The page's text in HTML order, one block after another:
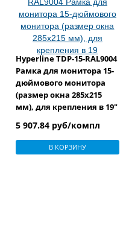
Hyperline TDP-15-RAL9004
Рамка для монитора 15-
дюймового монитора
(размер окна 285х215
мм), для крепления в 19"
(RAL 9004)
5 907.84 руб/компл
В КОРЗИНУ